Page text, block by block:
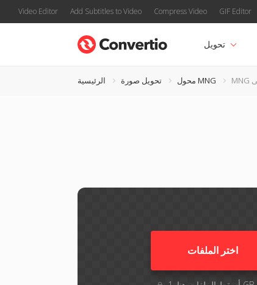
Video Editor Add Subtitles to Video Compress Video GIF Editor
تحويل
الرئيسية تحويل صورة محول MNG
اختر الملفات